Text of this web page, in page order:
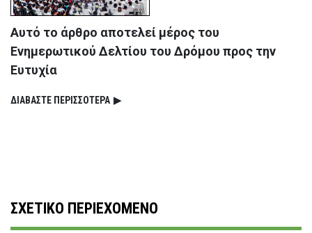
Αυτό το άρθρο αποτελεί μέρος του
Ενημερωτικού Δελτίου του Δρόμου προς την
Ευτυχία
ΔΙΑΒΑΣΤΕ ΠΕΡΙΣΣΟΤΕΡΑ ▶
ΣΧΕΤΙΚΟ ΠΕΡΙΕΧΟΜΕΝΟ